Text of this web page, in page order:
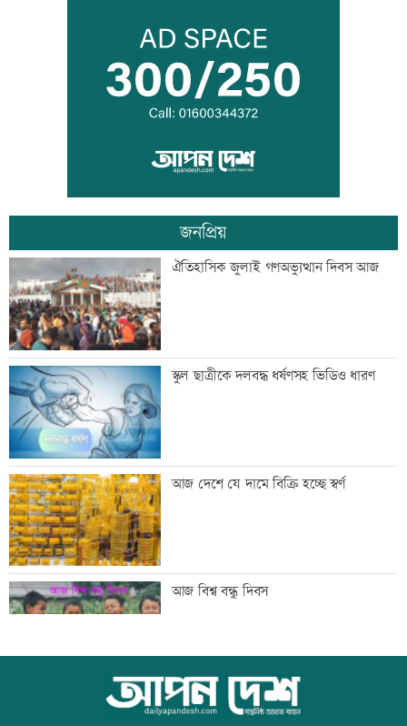
ইরান যুদ্ধ থেকে সম্মানজনকভাবে সরে আসা
উচিত: মার্কিন জেনারেল
অস্ট্রেলিয়ায় পরীক্ষার আগেই ফেল শান্তরা
চাঁদপুরে নারীর পেট থেকে ৪ কেজি ৮০০
গ্রামের টিউমার অপসারণ
একদিনের ব্যবধানে বাড়ল স্বর্ণের দাম, ভরি
কত
নারী সহকর্মীর ঘর থেকে বস্ত্রহীন অবস্থায়
যুবদল নেতা আটক
ড্যাবের প্রতিষ্ঠাবার্ষিকীতে প্রধানমন্ত্রী
ট্রাম্পের বিলাসী ’বলরুম প্রকল্প’ আটকে
দিলেন আদালত
জনপ্রিয়
ঐতিহাসিক জুলাই গণঅভ্যুত্থান দিবস আজ
স্কুল ছাত্রীকে দলবদ্ধ ধর্ষণসহ ভিডিও ধারণ
আজ দেশে যে দামে বিক্রি হচ্ছে স্বর্ণ
আজ বিশ্ব বন্ধু দিবস
উত্থান-পতনের বাজারে আজ স্বর্ণের ভরি কত